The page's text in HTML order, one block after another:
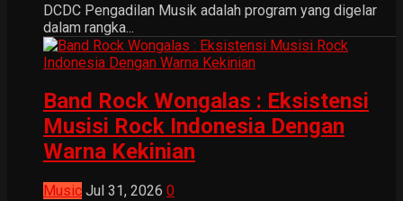
DCDC Pengadilan Musik adalah program yang digelar
dalam rangka...
Band Rock Wongalas : Eksistensi
Musisi Rock Indonesia Dengan
Warna Kekinian
Music Jul 31, 2026 0